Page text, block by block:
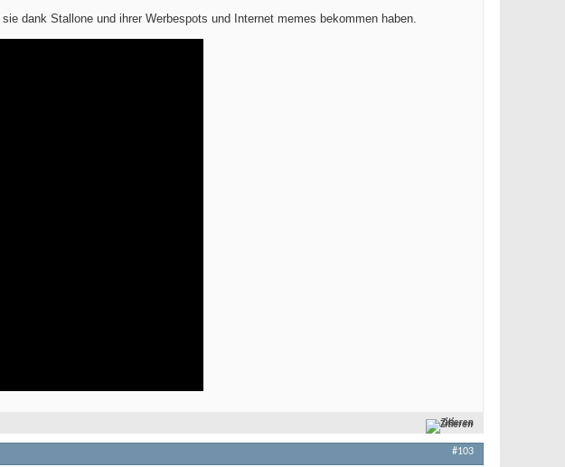
dank Stallone und ihrer Werbespots und Internet memes bekommen haben.
Zitieren
#103